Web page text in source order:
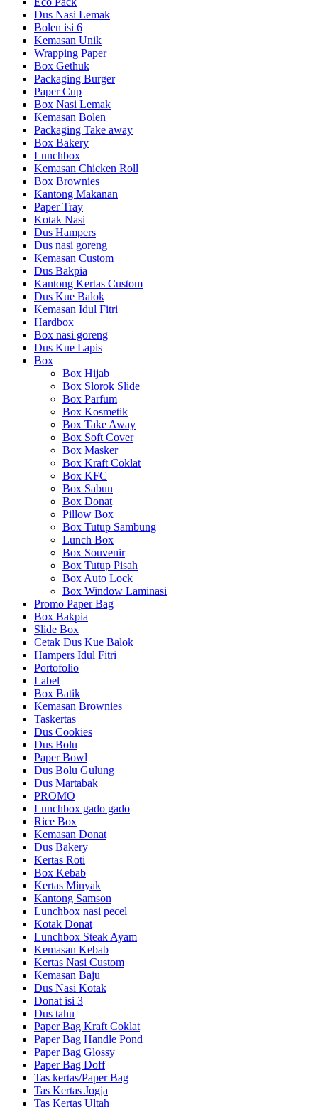
Dus Nasi Lemak
Bolen isi 6
Kemasan Unik
Wrapping Paper
Box Gethuk
Packaging Burger
Paper Cup
Box Nasi Lemak
Kemasan Bolen
Packaging Take away
Box Bakery
Lunchbox
Kemasan Chicken Roll
Box Brownies
Kantong Makanan
Paper Tray
Kotak Nasi
Dus Hampers
Dus nasi goreng
Kemasan Custom
Dus Bakpia
Kantong Kertas Custom
Dus Kue Balok
Kemasan Idul Fitri
Hardbox
Box nasi goreng
Dus Kue Lapis
Box
Box Hijab
Box Slorok Slide
Box Parfum
Box Kosmetik
Box Take Away
Box Soft Cover
Box Masker
Box Kraft Coklat
Box KFC
Box Sabun
Box Donat
Pillow Box
Box Tutup Sambung
Lunch Box
Box Souvenir
Box Tutup Pisah
Box Auto Lock
Box Window Laminasi
Promo Paper Bag
Box Bakpia
Slide Box
Cetak Dus Kue Balok
Hampers Idul Fitri
Portofolio
Label
Box Batik
Kemasan Brownies
Taskertas
Dus Cookies
Dus Bolu
Paper Bowl
Dus Bolu Gulung
Dus Martabak
PROMO
Lunchbox gado gado
Rice Box
Kemasan Donat
Dus Bakery
Kertas Roti
Box Kebab
Kertas Minyak
Kantong Samson
Lunchbox nasi pecel
Kotak Donat
Lunchbox Steak Ayam
Kemasan Kebab
Kertas Nasi Custom
Kemasan Baju
Dus Nasi Kotak
Donat isi 3
Dus tahu
Paper Bag Kraft Coklat
Paper Bag Handle Pond
Paper Bag Glossy
Paper Bag Doff
Tas kertas/Paper Bag
Tas Kertas Jogja
Tas Kertas Ultah